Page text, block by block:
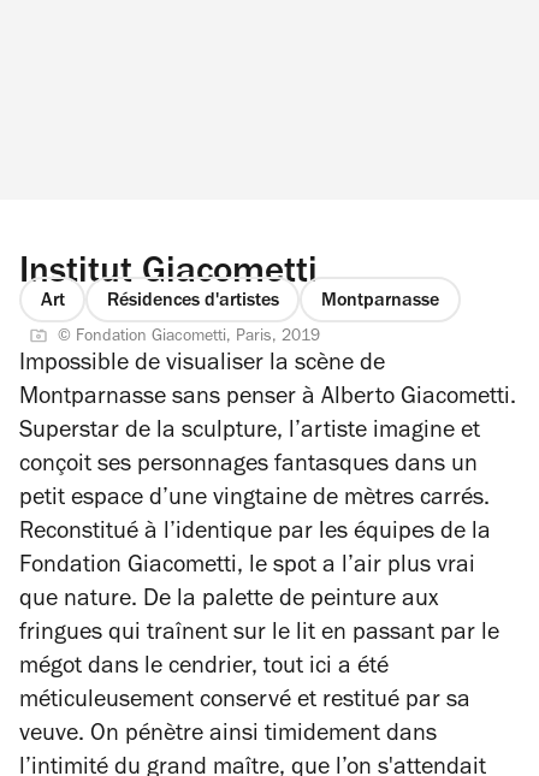
Institut Giacometti
Art Résidences d'artistes Montparnasse
© Fondation Giacometti, Paris, 2019
Impossible de visualiser la scène de
Montparnasse sans penser à Alberto Giacometti.
Superstar de la sculpture, l’artiste imagine et
conçoit ses personnages fantasques dans un
petit espace d’une vingtaine de mètres carrés.
Reconstitué à l’identique par les équipes de la
Fondation Giacometti, le spot a l’air plus vrai
que nature. De la palette de peinture aux
fringues qui traînent sur le lit en passant par le
mégot dans le cendrier, tout ici a été
méticuleusement conservé et restitué par sa
veuve. On pénètre ainsi timidement dans
l’intimité du grand maître, que l’on s'attendait